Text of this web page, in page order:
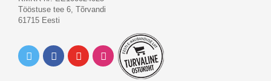
Tööstuse tee 6, Tõrvandi
61715 Eesti